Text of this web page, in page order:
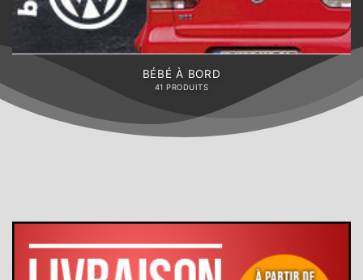
BÉBÉ À BORD
41 PRODUITS